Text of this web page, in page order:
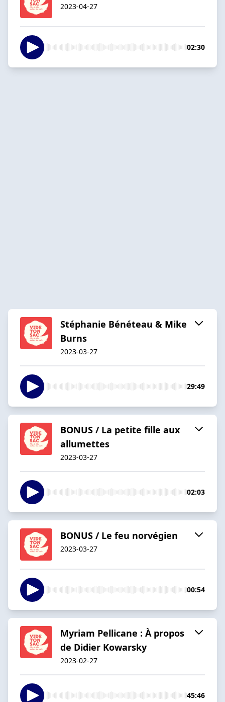
2023-04-27
02:30
Stéphanie Bénéteau & Mike
Burns
2023-03-27
29:49
BONUS / La petite fille aux
allumettes
2023-03-27
02:03
BONUS / Le feu norvégien
2023-03-27
00:54
Myriam Pellicane : À propos
de Didier Kowarsky
2023-02-27
45:46